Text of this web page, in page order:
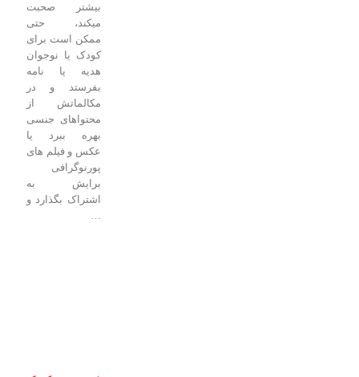
بیشتر صحبت
میکند، حتی
ممکن است برای
کودک یا نوجوان
هدیه یا نامه
بفرستد و در
مکالماتش از
محتواهای جنسی
بهره ببرد یا
عکس و فیلم های
پورنوگرافی
برایش به
اشتراک بگذارد و